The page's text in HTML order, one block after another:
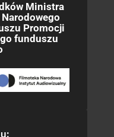
Ministra
Promocji
funduszu